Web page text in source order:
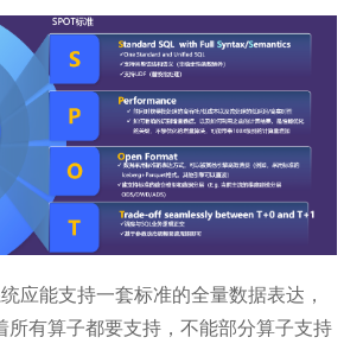
应能支持一套标准的全量数据表达，
所有算子都要支持，不能部分算子支持